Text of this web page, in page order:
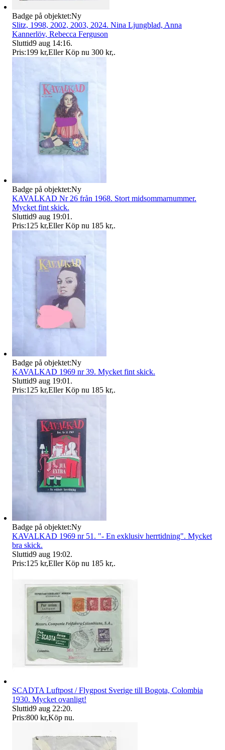
Badge på objektet:Ny
Slitz, 1998, 2002, 2003, 2024. Nina Ljungblad, Anna
Kannerlöv, Rebecca Ferguson
Sluttid9 aug 14:16.
Pris:199 kr,Eller Köp nu 300 kr,.
Badge på objektet:Ny
KAVALKAD Nr 26 från 1968. Stort midsommarnummer.
Mycket fint skick.
Sluttid9 aug 19:01 .
Pris:125 kr,Eller Köp nu 185 kr,.
Badge på objektet:Ny
KAVALKAD 1969 nr 39. Mycket fint skick.
Sluttid9 aug 19:01 .
Pris:125 kr,Eller Köp nu 185 kr,.
Badge på objektet:Ny
KAVALKAD 1969 nr 51. "- En exklusiv herrtidning". Mycket
bra skick.
Sluttid9 aug 19:02.
Pris:125 kr,Eller Köp nu 185 kr,.
SCADTA Luftpost / Flygpost Sverige till Bogota, Colombia
1930. Mycket ovanligt!
Sluttid9 aug 22:20.
Pris:800 kr,Köp nu.